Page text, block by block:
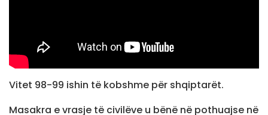
Vitet 98-99 ishin të kobshme për shqiptarët.
Masakra e vrasje të civilëve u bënë në pothuajse në